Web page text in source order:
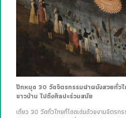
ปักหมุด 30 วัดจิตรกรรมฝาผนังสวยทั่ว
ชาวบ้าน ไปถึงศิลปะร่วมสมัย
เที่ยว 30 วัดทั่วไทยที่โดดเด่นด้วยงานจิตรก